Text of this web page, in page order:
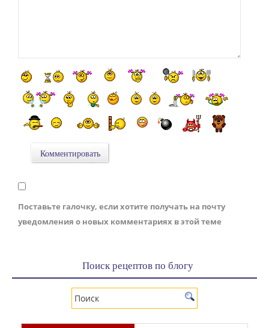
Поставьте галочку, если хотите получать на почту
уведомления о новых комментариях в этой теме
Поиск рецептов по блогу